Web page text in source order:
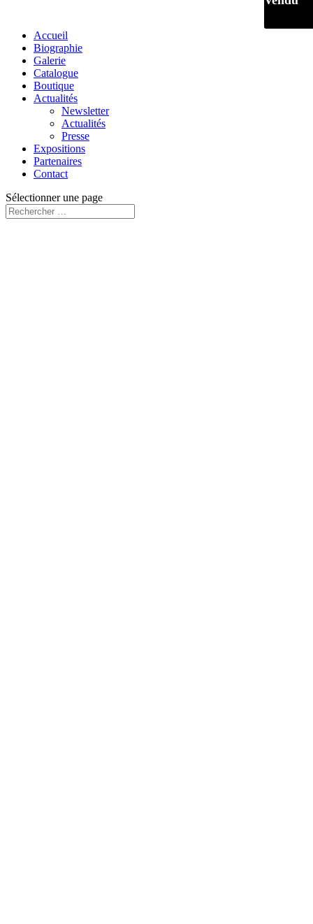
Accueil
Biographie
Galerie
Catalogue
Boutique
Actualités
Newsletter
Actualités
Presse
Expositions
Partenaires
Contact
Sélectionner une page